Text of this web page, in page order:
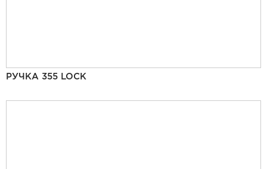
РУЧКА 355 LOCK